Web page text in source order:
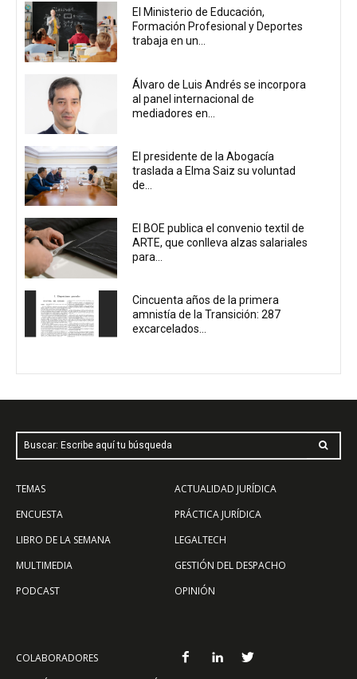
El Ministerio de Educación,
Formación Profesional y Deportes
trabaja en un...
Álvaro de Luis Andrés se incorpora
al panel internacional de
mediadores en...
El presidente de la Abogacía
traslada a Elma Saiz su voluntad
de...
El BOE publica el convenio textil de
ARTE, que conlleva alzas salariales
para...
Cincuenta años de la primera
amnistía de la Transición: 287
excarcelados...
Buscar: Escribe aquí tu búsqueda
TEMAS
ENCUESTA
LIBRO DE LA SEMANA
MULTIMEDIA
PODCAST
ACTUALIDAD JURÍDICA
PRÁCTICA JURÍDICA
LEGALTECH
GESTIÓN DEL DESPACHO
OPINIÓN
COLABORADORES